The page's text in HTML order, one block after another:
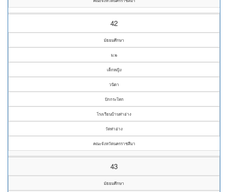
42
มัธยมศึกษา
ม.๒
เด็กหญิง
วนิดา
ปักกระโทก
โรงเรียนบ้านท่าอ่าง
วัดท่าอ่าง
คณะจังหวัดนครราชสีมา
43
มัธยมศึกษา